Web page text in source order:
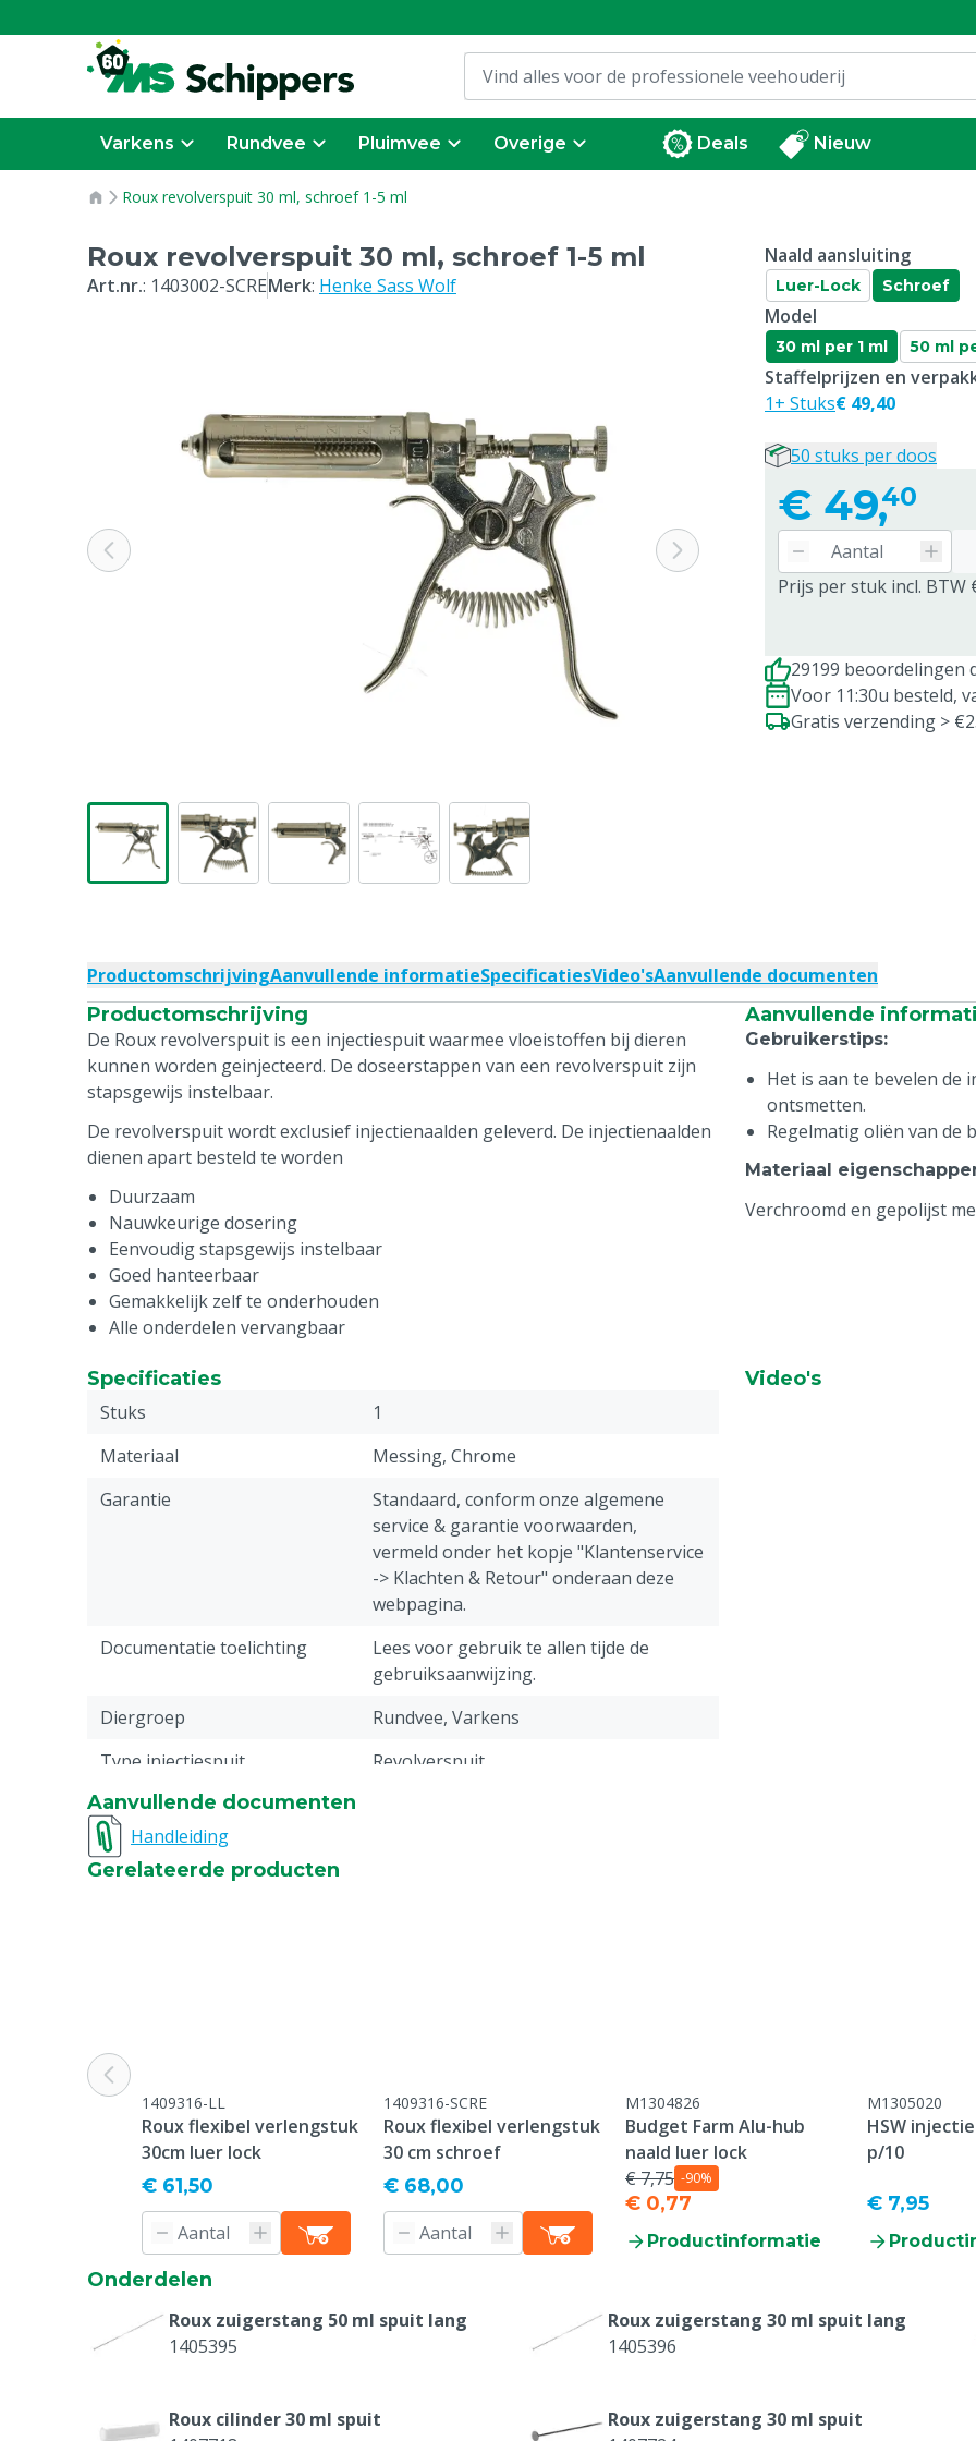
Varkens Rundvee Pluimvee Overige Deals Nieuw
Roux revolverspuit 30 ml, schroef 1-5 ml
Roux revolverspuit 30 ml, schroef 1-5 ml
Art.nr.: 1403002-SCREMerk: Henke Sass Wolf
Naald aansluiting
Luer-Lock Schroef
Model
30 ml per 1 ml 50 ml
€ 49,40
Prijs per stuk incl. BTW
Staffelprijzen en
1+ Stuks€ 49,40
50 stuks per doos
29199 beoordelingen
Voor 11:30u besteld,
Gratis verzending >
ProductomschrijvingAanvullende informatieSpecificatiesVideo'sAanvullende documenten
Productomschrijving
De Roux revolverspuit is een injectiespuit waarmee vloeistoffen bij dieren
kunnen worden geinjecteerd. De doseerstappen van een revolverspuit zijn
stapsgewijs instelbaar.
De revolverspuit wordt exclusief injectienaalden geleverd. De injectienaalden
dienen apart besteld te worden
Duurzaam
Nauwkeurige dosering
Eenvoudig stapsgewijs instelbaar
Goed hanteerbaar
Gemakkelijk zelf te onderhouden
Alle onderdelen vervangbaar
Aanvullende
Gebruikerstips:
Het is aan te bevelen de
ontsmetten.
Regelmatig oliën van de
Materiaal
Verchroomd en gepolijst
Specificaties
Stuks
1
Materiaal
Messing, Chrome
Garantie
Standaard, conform onze algemene
service & garantie voorwaarden,
vermeld onder het kopje "Klantenservice
-> Klachten & Retour" onderaan deze
webpagina.
Documentatie toelichting
Lees voor gebruik te allen tijde de
gebruiksaanwijzing.
Diergroep
Rundvee, Varkens
Type injectiespuit
Revolverspuit
Inhoud spuit
Naald aansluiting
Video's
Aanvullende documenten
Handleiding
Gerelateerde producten
1409316-LL
Roux flexibel verlengstuk
30cm luer lock
€ 61,50
1409316-SCRE
Roux flexibel verlengstuk
30 cm schroef
€ 68,00
M1304826
Budget Farm Alu-hub
naald luer lock
€ 7,75 -90%
€ 0,77
Productinformatie
M1305020
HSW
p/10
€ 7,95
Onderdelen
Roux zuigerstang 50 ml spuit lang
1405395
Roux zuigerstang 30 ml spuit lang
1405396
Roux cilinder 30 ml spuit
Roux zuigerstang 30 ml spuit